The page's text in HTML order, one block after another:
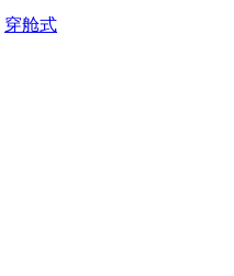
穿舱式